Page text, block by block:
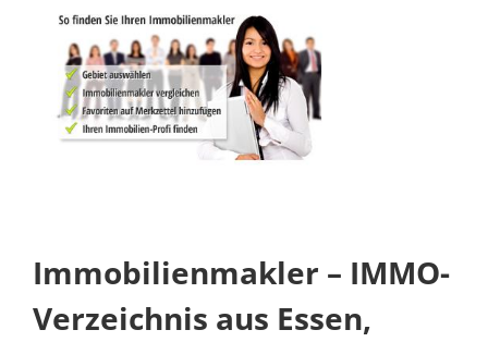
Immobilienmakler – IMMO-
Verzeichnis aus Essen,